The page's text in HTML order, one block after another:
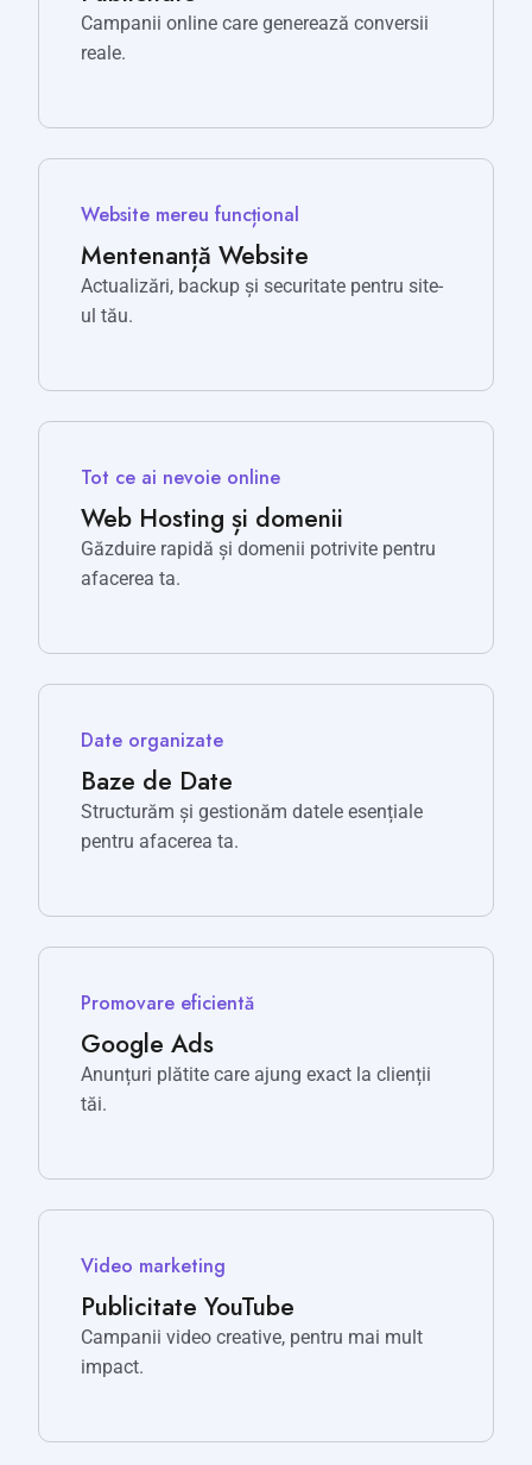
Campanii online care generează conversii
reale.
Website mereu funcțional
Mentenanță Website
Actualizări, backup și securitate pentru site-
ul tău.
Tot ce ai nevoie online
Web Hosting și domenii
Găzduire rapidă și domenii potrivite pentru
afacerea ta.
Date organizate
Baze de Date
Structurăm și gestionăm datele esențiale
pentru afacerea ta.
Promovare eficientă
Google Ads
Anunțuri plătite care ajung exact la clienții
tăi.
Video marketing
Publicitate YouTube
Campanii video creative, pentru mai mult
impact.